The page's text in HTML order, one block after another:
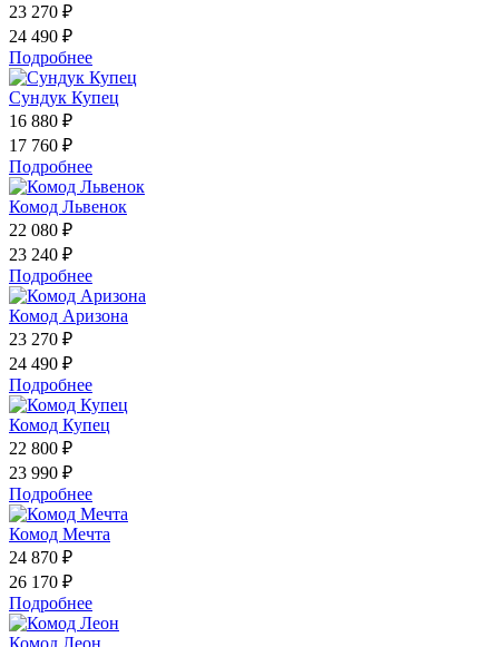
23 270 ₽
24 490 ₽
Подробнее
Сундук Купец
16 880 ₽
17 760 ₽
Подробнее
Комод Львенок
22 080 ₽
23 240 ₽
Подробнее
Комод Аризона
23 270 ₽
24 490 ₽
Подробнее
Комод Купец
22 800 ₽
23 990 ₽
Подробнее
Комод Мечта
24 870 ₽
26 170 ₽
Подробнее
Комод Леон